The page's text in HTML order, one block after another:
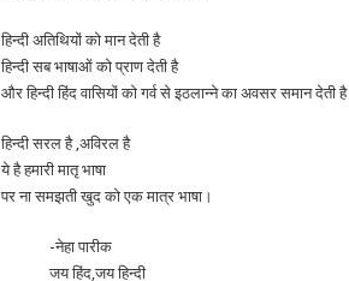
हिन्दी अतिथियों को मान देती है
हिन्दी सब भाषाओं को प्राण देती है
और हिन्दी हिंद वासियों को गर्व से इठलान्ने का अवसर समान देती
हिन्दी सरल है ,अविरल है
ये है हमारी मातृ भाषा
पर ना समझती खुद को एक मात्र भाषा।
-नेहा पारीक
जय हिंद,जय हिन्दी